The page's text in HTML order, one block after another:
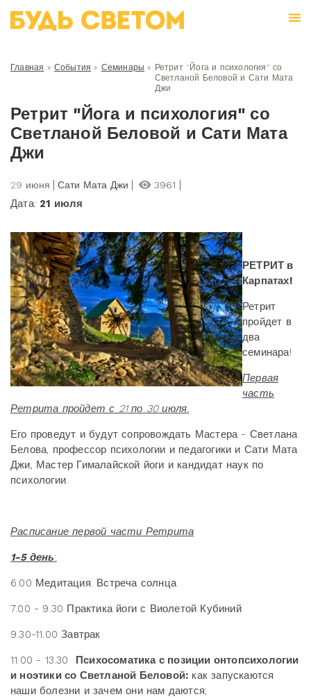
Главная » События » Семинары » Ретрит "Йога и психология" со
Светланой Беловой и Сати Мата
Джи
Ретрит "Йога и психология" со
Светланой Беловой и Сати Мата
Джи
29 июня Сати Мата Джи 3961
Дата: 21 июля
РЕТРИТ в
Карпатах!
Ретрит
пройдет в
два
семинара!
Первая
часть
Ретрита пройдет с 21 по 30 июля.
Его проведут и будут сопровождать Мастера - Светлана
Белова, профессор психологии и педагогики и Сати Мата
Джи, Мастер Гималайской йоги и кандидат наук по
психологии.
Расписание первой части Ретрита
1-5 день:
6.00 Медитация. Встреча солнца
7.00 - 9.30 Практика йоги с Виолетой Кубиний
9.30-11.00 Завтрак
11.00 - 13.30 Психосоматика с позиции онтопсихологии
и ноэтики со Светланой Беловой: как запускаются
наши болезни и зачем они нам даются;